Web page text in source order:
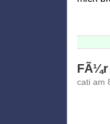
FÃ¼r
cati am